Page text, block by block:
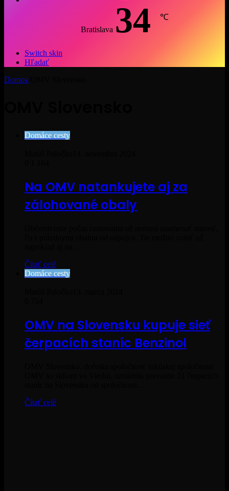
Bratislava 34 ℃
Switch skin
Hľadať
Domov
Domáce cesty
Na OMV natankujete aj za
zálohované obaly
Čítať celé
Domáce cesty
OMV na Slovensku kupuje sieť
čerpacích staníc Benzinol
Čítať celé